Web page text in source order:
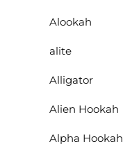
Alookah
alite
Alligator
Alien Hookah
Alpha Hookah